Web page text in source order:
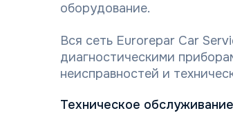
оборудование.
Вся сеть Eurorepar Car
диагностическими
неисправностей и
Техническое